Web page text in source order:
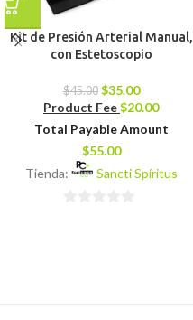
Kit de Presión Arterial Manual,
con Estetoscopio
$45.00 $35.00
Product Fee$20.00
Total Payable Amount
$55.00
Tienda:
Sancti Spíritus